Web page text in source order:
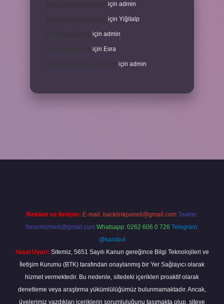
için admin
için Yiğitalp
Erbah ne demek için admin
Erbah ne demek için Esra
için admin
Reklam ve İletişim: E-mail: backlinkpaneli@gmail.com Teams:
forumhizmeti@gmail.com Whatsapp: 0262 606 0 726 Telegram:
@karabul
Yasal Uyarı: Sitemiz, 5651 Sayılı Kanun gereğince Bilgi Teknolojileri ve
İletişim Kurumu (BTK) tarafından onaylanmış bir Yer Sağlayıcı olarak
hizmet vermektedir. Bu nedenle, sitedeki içerikleri proaktif olarak
denetleme veya araştırma yükümlülüğümüz bulunmamaktadır. Ancak,
üyelerimiz yazdıkları içeriklerin sorumluluğunu taşımakta olup, siteye